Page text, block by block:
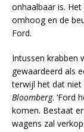
onhaalbaar is.
omhoog en de
Ford.
Intussen krabben
gewaardeerd als
terwijl het dat niet
Bloomberg. ‘Ford
komen. Bestaat
wagens zal